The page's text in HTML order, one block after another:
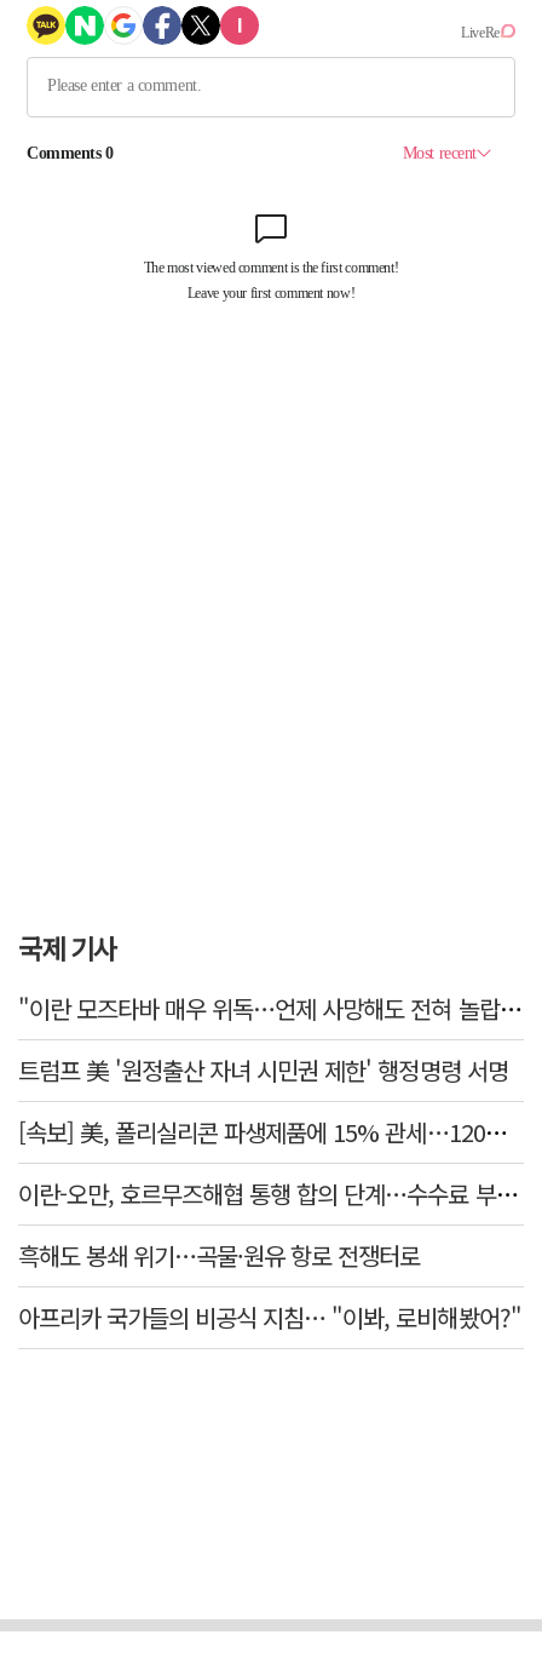
국제 기사
"이란 모즈타바 매우 위독…언제 사망해도 전혀 놀랍지 않아"
트럼프 美 '원정출산 자녀 시민권 제한' 행정명령 서명
[속보] 美, 폴리실리콘 파생제품에 15% 관세…120일 뒤 발효
이란-오만, 호르무즈해협 통행 합의 단계…수수료 부과되나
흑해도 봉쇄 위기…곡물·원유 항로 전쟁터로
아프리카 국가들의 비공식 지침… "이봐, 로비해봤어?"